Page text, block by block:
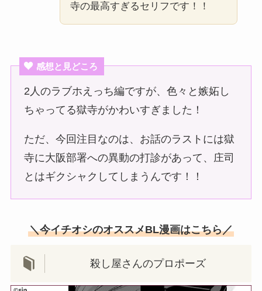
寺の最高すぎるセリフです！！
感想と見どころ
2人のラブホえっち編ですが、色々と嫉妬し
ちゃってる獄寺がかわいすぎました！
ただ、今回注目なのは、お話のラストには獄
寺に大阪部署への異動の打診があって、庄司
とはギクシャクしてしまうんです！！
＼今イチオシのオススメBL漫画はこちら／
殺し屋さんのプロポーズ